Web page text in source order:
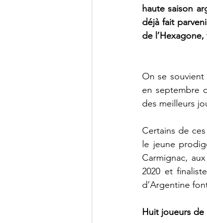
haute saison
déjà fait
de
On se
en septembre
des meilleurs
Certains de
le jeune
Carmignac,
2020 et
d’Argentine
Huit joueurs de